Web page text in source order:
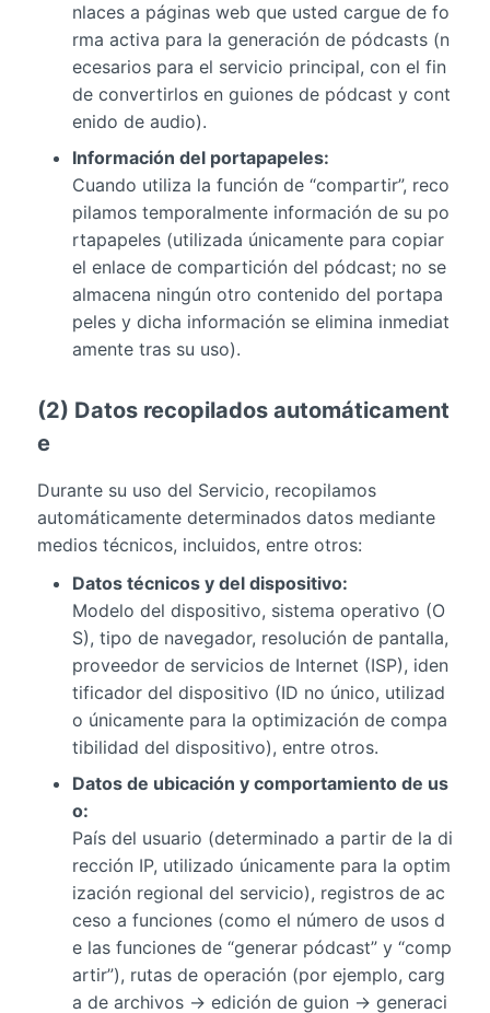
nlaces a páginas web que usted cargue de fo
rma activa para la generación de pódcasts (n
ecesarios para el servicio principal, con el fin
de convertirlos en guiones de pódcast y cont
enido de audio).
Información del portapapeles:
Cuando utiliza la función de “compartir”, reco
pilamos temporalmente información de su po
rtapapeles (utilizada únicamente para copiar
el enlace de compartición del pódcast; no se
almacena ningún otro contenido del portapa
peles y dicha información se elimina inmediat
amente tras su uso).
(2) Datos recopilados automáticament
e
Durante su uso del Servicio, recopilamos
automáticamente determinados datos mediante
medios técnicos, incluidos, entre otros:
Datos técnicos y del dispositivo:
Modelo del dispositivo, sistema operativo (O
S), tipo de navegador, resolución de pantalla,
proveedor de servicios de Internet (ISP), iden
tificador del dispositivo (ID no único, utilizad
o únicamente para la optimización de compa
tibilidad del dispositivo), entre otros.
Datos de ubicación y comportamiento de us
o:
País del usuario (determinado a partir de la di
rección IP, utilizado únicamente para la optim
ización regional del servicio), registros de ac
ceso a funciones (como el número de usos d
e las funciones de “generar pódcast” y “comp
artir”), rutas de operación (por ejemplo, carg
a de archivos → edición de guion → generaci